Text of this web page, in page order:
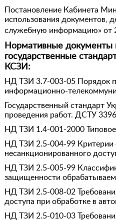
Постановление Кабинета
использования документов,
служебную информацию» от
Нормативные
государственные
КСЗИ:
НД ТЗИ 3.7-003-05 Порядок
информационно-
Государственный стандарт
проведения работ. ДСТУ
НД ТЗИ 1.4-001-2000
НД ТЗИ 2.5-004-99 Критерии
несанкционированного
НД ТЗИ 2.5-005-99
защищенности
НД ТЗИ 2.5-008-02
доступа при обработке в
НД ТЗИ 2.5-010-03